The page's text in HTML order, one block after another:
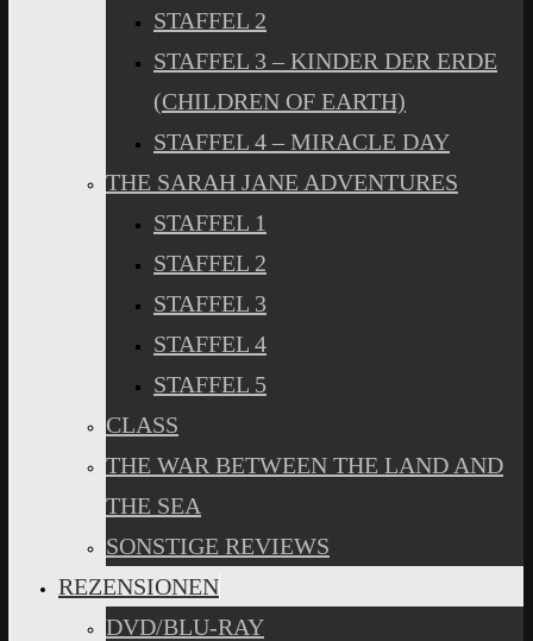
STAFFEL 2
STAFFEL 3 – KINDER DER ERDE
(CHILDREN OF EARTH)
STAFFEL 4 – MIRACLE DAY
THE SARAH JANE ADVENTURES
STAFFEL 1
STAFFEL 2
STAFFEL 3
STAFFEL 4
STAFFEL 5
CLASS
THE WAR BETWEEN THE LAND AND
THE SEA
SONSTIGE REVIEWS
REZENSIONEN
DVD/BLU-RAY